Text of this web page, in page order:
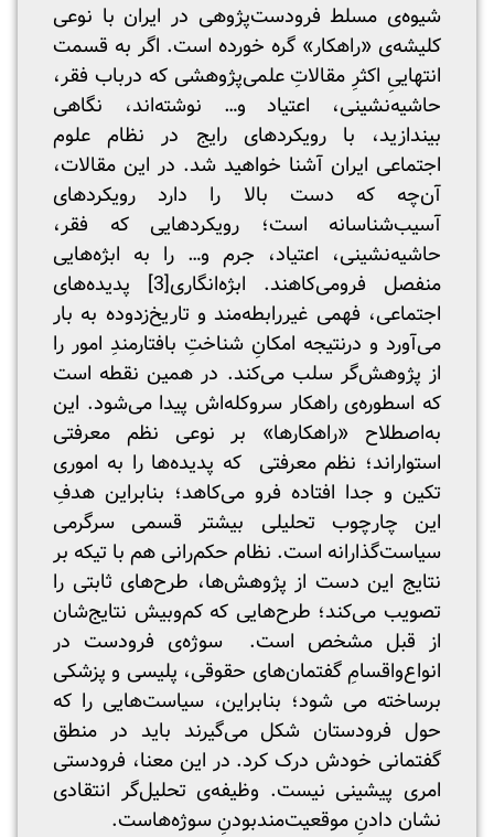
شیوه‌ی مسلط فرودست‌پژوهی در ایران با نوعی
کلیشه‌ی «راهکار» گره خورده است. اگر به قسمت
انتهاییِ اکثرِ مقالاتِ علمی‌‌پژوهشی که درباب فقر،
حاشیه‌نشینی، اعتیاد و… نوشته‌اند، نگاهی
بیندازید، با رویکرد‌های رایج در نظام علوم
اجتماعی ایران آشنا خواهید شد. در این مقالات،
آن‌چه که دست بالا را دارد رویکرد‌های
آسیب‌شناسانه‌ است؛ رویکرد‌هایی که فقر،
حاشیه‌نشینی، اعتیاد، جرم و… را به ابژه‌هایی
منفصل فرومی‌کاهند. ابژه‌انگاری[3]
پدیده‌های
اجتماعی، فهمی غیررابطه‌مند و تاریخ‌زدوده به بار
می‌آورد و درنتیجه امکانِ شناختِ بافتارمندِ امور را
از پژوهش‌گر سلب می‌کند. در همین نقطه است
که اسطوره‌ی راهکار سروکله‌اش پیدا می‌شود. این
به‌اصطلاح «راهکارها» بر نوعی نظم معرفتی
استواراند؛ نظم معرفتی که پدیده‌‌ها را به اموری
تکین و جدا افتاده فرو می‌کاهد؛ بنابراین هدفِ
این چارچوب تحلیلی بیشتر قسمی سرگرمی
سیاست‌گذارانه است. نظام حکم‌رانی هم با تیکه بر
نتایج این دست از پژوهش‌ها، طرح‌های ثابتی را
تصویب می‌کند؛ طرح‌هایی که کم‌و‌بیش نتایج‌شان
از قبل مشخص است. سوژه‌ی فرودست در
انواع‌و‌اقسامِ گفتمان‌های حقوقی، پلیسی و پزشکی
برساخته می شود؛ بنابراین، سیاست‌هایی را که
حول فرودستان شکل می‌گیرند باید در منطق
گفتمانی خودش درک کرد. در این معنا، فرودستی
امری پیشینی نیست. وظیفه‌ی تحلیل‌گر انتقادی
نشان دادنِ موقعیت‌مندبودنِ سوژه‌هاست.